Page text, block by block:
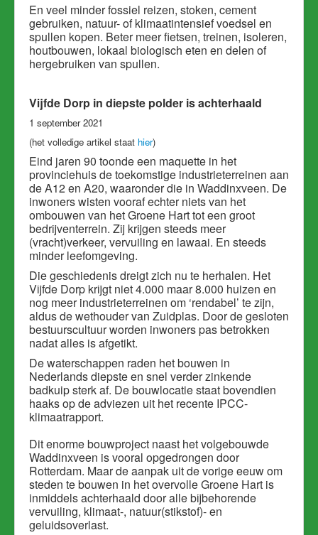
En veel minder fossiel reizen, stoken, cement
gebruiken, natuur- of klimaatintensief voedsel en
spullen kopen. Beter meer fietsen, treinen, isoleren,
houtbouwen, lokaal biologisch eten en delen of
hergebruiken van spullen.
Vijfde Dorp in diepste polder is achterhaald
1 september 2021
(het volledige artikel staat hier)
Eind jaren 90 toonde een maquette in het
provinciehuis de toekomstige industrieterreinen aan
de A12 en A20, waaronder die in Waddinxveen. De
inwoners wisten vooraf echter niets van het
ombouwen van het Groene Hart tot een groot
bedrijventerrein. Zij krijgen steeds meer
(vracht)verkeer, vervuiling en lawaai. En steeds
minder leefomgeving.
Die geschiedenis dreigt zich nu te herhalen. Het
Vijfde Dorp krijgt niet 4.000 maar 8.000 huizen en
nog meer industrieterreinen om ‘rendabel’ te zijn,
aldus de wethouder van Zuidplas. Door de gesloten
bestuurscultuur worden inwoners pas betrokken
nadat alles is afgetikt.
De waterschappen raden het bouwen in
Nederlands diepste en snel verder zinkende
badkuip sterk af. De bouwlocatie staat bovendien
haaks op de adviezen uit het recente IPCC-
klimaatrapport.
Dit enorme bouwproject naast het volgebouwde
Waddinxveen is vooral opgedrongen door
Rotterdam. Maar de aanpak uit de vorige eeuw om
steden te bouwen in het overvolle Groene Hart is
inmiddels achterhaald door alle bijbehorende
vervuiling, klimaat-, natuur(stikstof)- en
geluidsoverlast.